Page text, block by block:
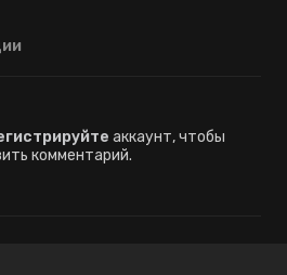
аккаунт, чтобы
комментарий.